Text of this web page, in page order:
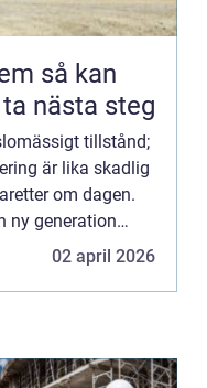
nästa steg
tillstånd;
är lika skadlig
om dagen.
ny generation
02 april 2026